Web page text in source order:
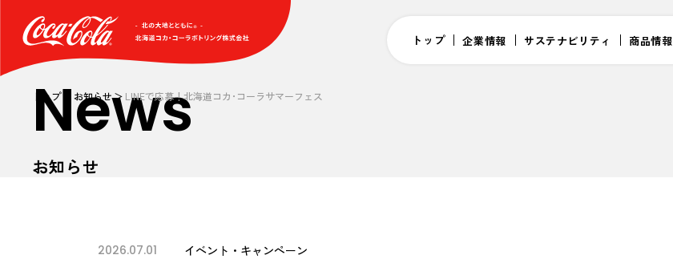
トップ 企業情報 サステナビリティ 商品情報
トップ お知らせ LINEで応募！北海道コカ･コーラサマーフェス
News
お知らせ
2026.07.01 イベント・キャンペーン